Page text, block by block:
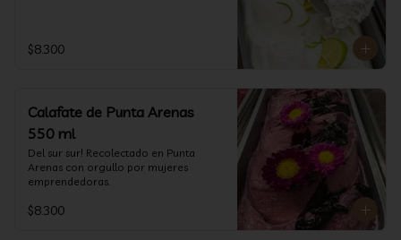
$8.300
Calafate de Punta Arenas
550 ml
Del sur sur! Recolectado en Punta
Arenas con orgullo por mujeres
emprendedoras.
$8.300